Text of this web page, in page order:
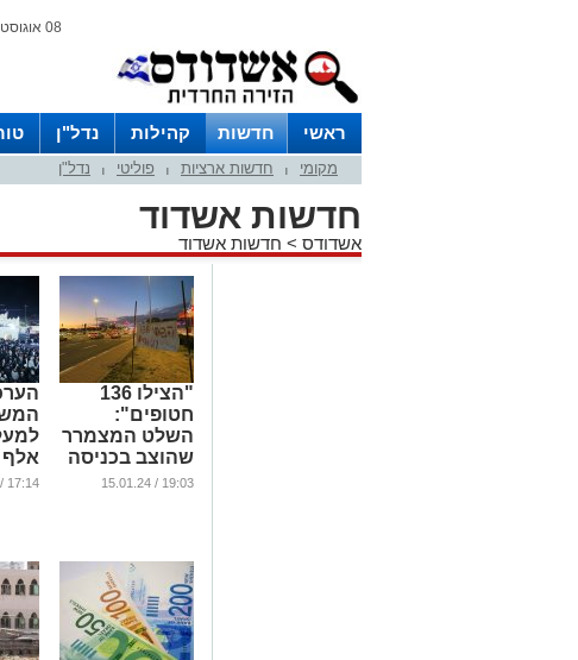
08 אוגוסט 2026 / 14:56
ראשי חדשות קהילות נדל"ן
מקומי חדשות ארציות פוליטי נדל"ן
חדשות אשדוד
אשדודס > חדשות אשדוד
"הצילו 136
חטופים":
השלט המצמרר
שהוצב בכניסה
הדרומית
19:03 / 15.01.24
17:14 / 15.01.24